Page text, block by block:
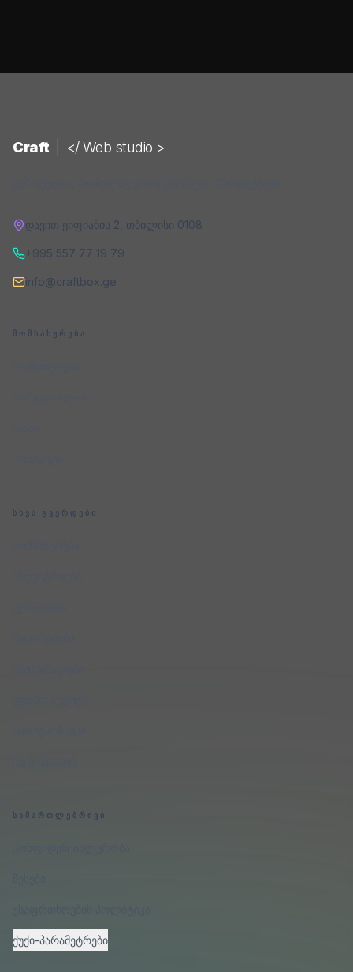
Craft </ Web studio >
დავით ყიფიანის 2 თბილისი 0108
+995 557 77 19 79
info@craftbox.ge
ᲛᲝᲛᲡᲐᲮᲣᲠᲔᲑᲐ
ᲡᲮᲕᲐ ᲒᲕᲔᲠᲓᲔᲑᲘ
ᲡᲐᲛᲐᲠᲗᲚᲔᲑᲠᲘᲕᲘ
ქუქი-პარამეტრები